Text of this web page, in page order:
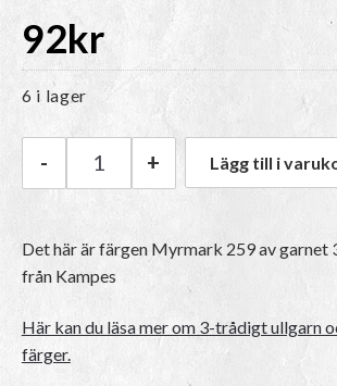
92kr
6 i lager
Kampes 3-trådigt ullgarn |
- + Lägg till i
Det här är färgen Myrmark 259av garnet
från Kampes
Här kan du läsa mer om 3-trådigt ullgarn
färger.